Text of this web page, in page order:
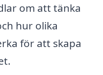
om att tänka
hur olika
för att skapa